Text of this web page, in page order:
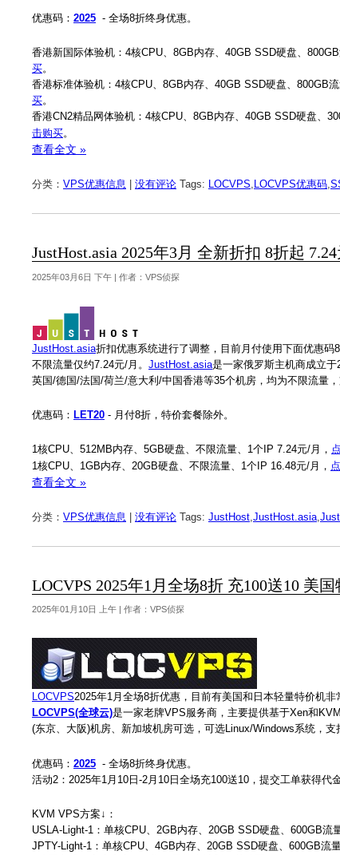
优惠码： 2025 - 全场8折终身优惠。
香港新国际体验机：4核CPU、8GB内存、40GB SSD硬盘、
买。
香港标准体验机：4核CPU、8GB内存、40GB SSD硬盘、800GB
买。
香港CN2精品网体验机：4核CPU、8GB内存、40GB SSD硬盘、
击购买。
查看全文 »
分类： VPS优惠信息 没有评论 Tags: LOCVPS LOCVPS优惠码
JustHost.asia 2025年3月 全新折扣 8折起
2025年03月6日 下午 | 作者：VPS侦探
JustHost.asia折扣优惠系统进行了调整，目前月付使用下面优惠码
不限流量仅约7.24元/月。 JustHost.asia是一家俄罗斯主机商成立
英国/德国/法国/荷兰/意大利/中国香港等35个机房，均为不限流量
优惠码： LET20 - 月付8折，特价套餐除外。
1核CPU、512MB内存、5GB硬盘、不限流量、1个IP 7.24元/月，
1核CPU、1GB内存、20GB硬盘、不限流量、1个IP 16.48元/月，
查看全文 »
分类： VPS优惠信息 | 没有评论 Tags: JustHost JustHost.asia
LOCVPS 2025年1月全场8折 充100送10 美
2025年01月10日 上午 | 作者：VPS侦探
LOCVPS2025年1月全场8折优惠，目前有美国和日本轻量特价机
LOCVPS(全球云)是一家老牌VPS服务商，主要提供基于Xen和
(东京、大阪)机房、新加坡机房可选，可选Linux/Windows系统，
优惠码： 2025 - 全场8折终身优惠。
活动2：2025年1月10日-2月10日全场充100送10，提交工单获得代金
KVM VPS方案↓：
USLA-Light-1：单核CPU、2GB内存、20GB SSD硬盘、600GB流
JPTY-Light-1：单核CPU、4GB内存、20GB SSD硬盘、600GB流